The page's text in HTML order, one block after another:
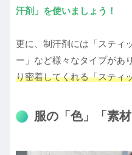
汗剤」を使いましょう！
更に、制汗剤には「スティ
ー」など様々なタイプがあ
り密着してくれる「スティ
服の「色」「素